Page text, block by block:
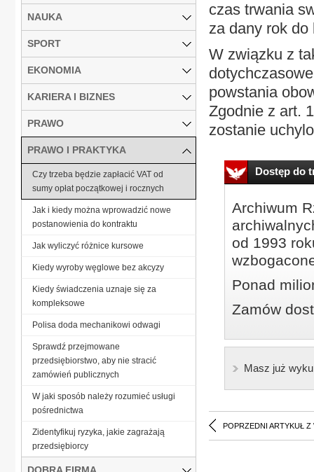
czas trwania
za dany rok
W związku z
powstania
Zgodnie z art.
zostanie
Dostęp do
Archiwum
od 1993
Ponad
Zamów
Masz już
POPRZEDNI ARTYKUŁ Z
NAUKA
SPORT
EKONOMIA
KARIERA I BIZNES
PRAWO
PRAWO I PRAKTYKA
Czy trzeba będzie zapłacić VAT od
sumy opłat początkowej i rocznych
Jak i kiedy można wprowadzić nowe
postanowienia do kontraktu
Jak wyliczyć różnice kursowe
Kiedy wyroby węglowe bez akcyzy
Kiedy świadczenia uznaje się za
kompleksowe
Polisa doda mechanikowi odwagi
Sprawdź przejmowane
przedsiębiorstwo, aby nie stracić
zamówień publicznych
W jaki sposób należy rozumieć usługi
pośrednictwa
Zidentyfikuj ryzyka, jakie zagrażają
przedsiębiorcy
DOBRA FIRMA